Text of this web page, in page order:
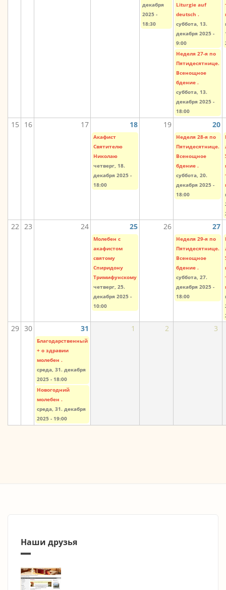
декабря
2025 -
18:30
Liturgie auf
deutsch .
суббота, 13.
декабря 2025 -
9:00
Неделя 27-я по
Пятидесятнице.
Всенощное
бдение .
суббота, 13.
декабря 2025 -
18:00
15 16 17 18 19 20
Акафист
Святителю
Николаю
четверг, 18.
декабря 2025 -
18:00
Неделя 28-я по
Пятидесятнице.
Всенощное
бдение .
суббота, 20.
декабря 2025 -
18:00
22 23 24 25 26 27
Молебен с
акафистом
святому
Спиридону
Тримифунскому
четверг, 25.
декабря 2025 -
10:00
Неделя 29-я по
Пятидесятнице.
Всенощное
бдение .
суббота, 27.
декабря 2025 -
18:00
29 30 31 1 2 3
Благодарственный
+ о здравии
молебен .
среда, 31. декабря
2025 - 18:00
Новогодний
молебен .
среда, 31. декабря
2025 - 19:00
Наши друзья